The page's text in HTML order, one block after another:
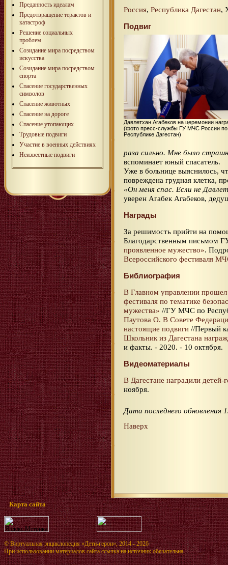
Преданность идеалам
Предотвращение терактов и
катастроф
Решение социальных
проблем
Созидание мира посредством
искусства
Созидание мира посредством
спорта
Спасение государственных
символов
Спасение животных
Спасение на дороге
Спасение утопающих
Трудовые подвиги
Участие в военных действиях
Неизвестные подвиги
Россия, Республика Дагестан,
Подвиг
Давлетхан Агабеков на церемонии
(фото пресс-службы ГУ МЧС России по
Республике Дагестан)
раза сильно. Мне было
вспоминает юный спасатель.
Уже в больнице выяснилось,
повреждена грудная клетка,
«Он меня спас. Если не
уверен Агабек Агабеков,
Награды
За решимость прийти на
Благодарственным письмом
проявленное мужество».
Всероссийского фестиваля
Библиография
В Главном управлении прошел
фестиваля по тематике
мужества» //ГУ МЧС по
Паутова О. В Совете
настоящие подвиги //Первый
Школьник из Дагестана
и факты. - 2020. - 10 октября.
Видеоматериалы
В Дагестане наградили детей-
ноября.
Дата последнего обновления
Наверх
Карта сайта
©Виртуальная энциклопедия «Дети-герои», 2014 - 2026
При использовании материалов сайта ссылка на источник обязательна.